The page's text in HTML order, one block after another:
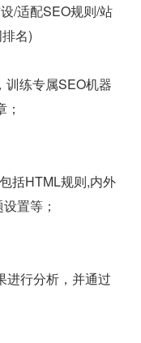
/适配SEO规则/站
名)
训练专属SEO机器
括HTML规则,内外
置等；
进行分析，并通过